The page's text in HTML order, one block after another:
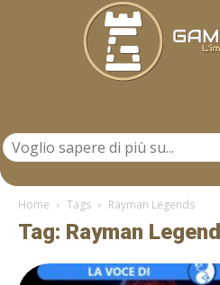
Home Tags Rayman Legends
Tag: Rayman